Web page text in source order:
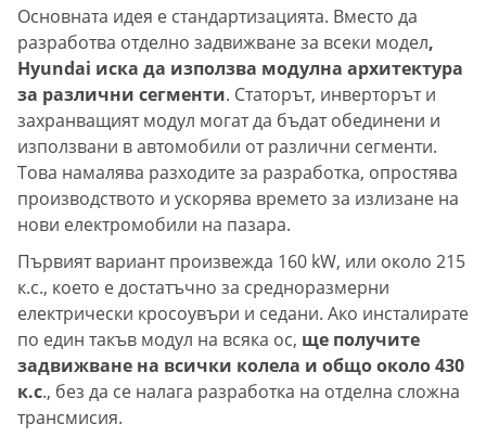
Основната идея е стандартизацията. Вместо да
разработва отделно задвижване за всеки модел,
Hyundai иска да използва модулна архитектура
за различни сегменти. Статорът, инверторът и
захранващият модул могат да бъдат обединени и
използвани в автомобили от различни сегменти.
Това намалява разходите за разработка, опростява
производството и ускорява времето за излизане на
нови електромобили на пазара.
Първият вариант произвежда 160 kW, или около 215
к.с., което е достатъчно за средноразмерни
електрически кросоувъри и седани. Ако инсталирате
по един такъв модул на всяка ос, ще получите
задвижване на всички колела и общо около 430
к.с., без да се налага разработка на отделна сложна
трансмисия.